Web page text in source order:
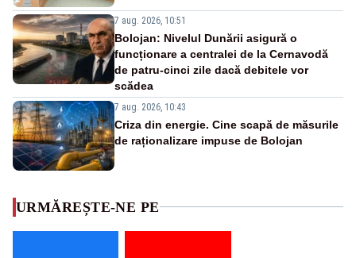
7 aug. 2026, 10:51
Bolojan: Nivelul Dunării asigură o
funcționare a centralei de la Cernavodă
de patru-cinci zile dacă debitele vor
scădea
7 aug. 2026, 10:43
Criza din energie. Cine scapă de măsurile
de raționalizare impuse de Bolojan
URMĂREȘTE-NE PE